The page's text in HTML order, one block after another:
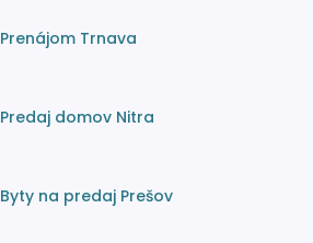
Prenájom Trnava
Predaj domov Nitra
Byty na predaj Prešov